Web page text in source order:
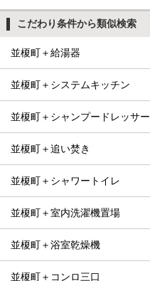
こだわり条件から類似検索
並榎町＋給湯器
並榎町＋システムキッチン
並榎町＋シャンプードレッサー
並榎町＋追い焚き
並榎町＋シャワートイレ
並榎町＋室内洗濯機置場
並榎町＋浴室乾燥機
並榎町＋コンロ三口